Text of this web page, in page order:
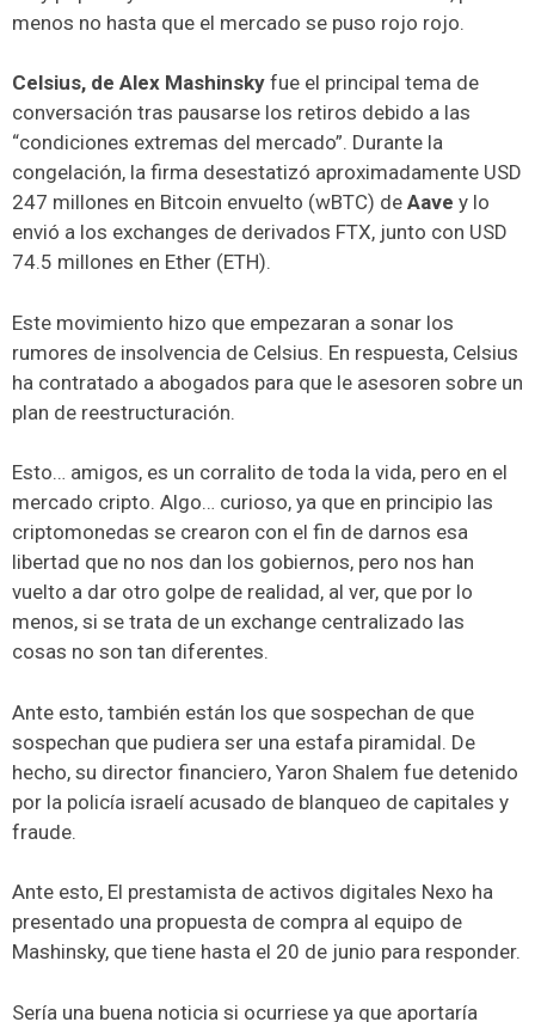
menos no hasta que el mercado se puso rojo rojo.
Celsius, de Alex Mashinsky fue el principal tema de
conversación tras pausarse los retiros debido a las
“condiciones extremas del mercado”. Durante la
congelación, la firma desestatizó aproximadamente USD
247 millones en Bitcoin envuelto (wBTC) de Aave y lo
envió a los exchanges de derivados FTX, junto con USD
74.5 millones en Ether (ETH).
Este movimiento hizo que empezaran a sonar los
rumores de insolvencia de Celsius. En respuesta, Celsius
ha contratado a abogados para que le asesoren sobre un
plan de reestructuración.
Esto… amigos, es un corralito de toda la vida, pero en el
mercado cripto. Algo… curioso, ya que en principio las
criptomonedas se crearon con el fin de darnos esa
libertad que no nos dan los gobiernos, pero nos han
vuelto a dar otro golpe de realidad, al ver, que por lo
menos, si se trata de un exchange centralizado las
cosas no son tan diferentes.
Ante esto, también están los que sospechan de que
sospechan que pudiera ser una estafa piramidal. De
hecho, su director financiero, Yaron Shalem fue detenido
por la policía israelí acusado de blanqueo de capitales y
fraude.
Ante esto, El prestamista de activos digitales Nexo ha
presentado una propuesta de compra al equipo de
Mashinsky, que tiene hasta el 20 de junio para responder.
Sería una buena noticia si ocurriese ya que aportaría